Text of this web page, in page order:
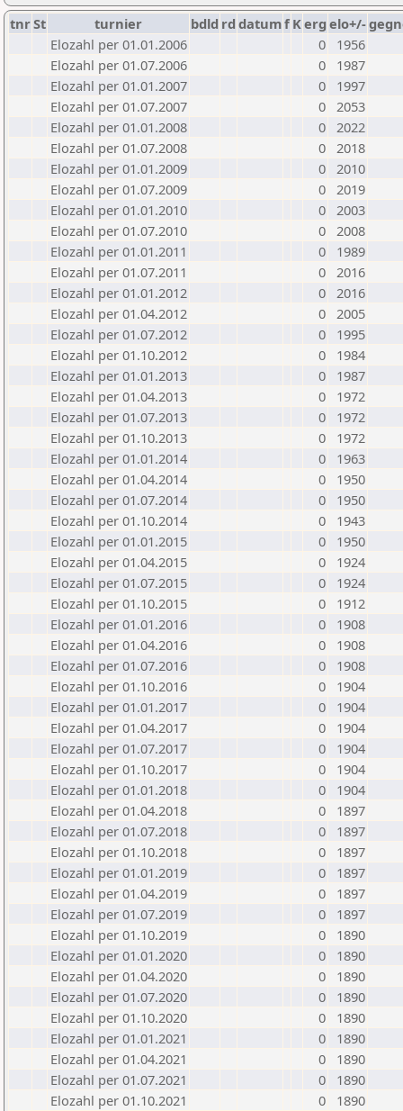
tnrSt turnier bdld rd datumf Kerg elo+/-
Elozahl per 01.01.2006
0
1956
Elozahl per 01.07.2006
0
1987
Elozahl per 01.01.2007
0
1997
Elozahl per 01.07.2007
0 2053
Elozahl per 01.01.2008
0 2022
Elozahl per 01.07.2008
0 2018
Elozahl per 01.01.2009
0 2010
Elozahl per 01.07.2009
0 2019
Elozahl per 01.01.2010
0 2003
Elozahl per 01.07.2010
0 2008
Elozahl per 01.01.2011
0
1989
Elozahl per 01.07.2011
0 2016
Elozahl per 01.01.2012
0 2016
Elozahl per 01.04.2012
0 2005
Elozahl per 01.07.2012
0
1995
Elozahl per 01.10.2012
0
1984
Elozahl per 01.01.2013
0
1987
Elozahl per 01.04.2013
0
1972
Elozahl per 01.07.2013
0
1972
Elozahl per 01.10.2013
0
1972
Elozahl per 01.01.2014
0
1963
Elozahl per 01.04.2014
0
1950
Elozahl per 01.07.2014
0
1950
Elozahl per 01.10.2014
0
1943
Elozahl per 01.01.2015
0
1950
Elozahl per 01.04.2015
0
1924
Elozahl per 01.07.2015
0
1924
Elozahl per 01.10.2015
0
1912
Elozahl per 01.01.2016
0
1908
Elozahl per 01.04.2016
0
1908
Elozahl per 01.07.2016
0
1908
Elozahl per 01.10.2016
0
1904
Elozahl per 01.01.2017
0
1904
Elozahl per 01.04.2017
0
1904
Elozahl per 01.07.2017
0
1904
Elozahl per 01.10.2017
0
1904
Elozahl per 01.01.2018
0
1904
Elozahl per 01.04.2018
0
1897
Elozahl per 01.07.2018
0
1897
Elozahl per 01.10.2018
0
1897
Elozahl per 01.01.2019
0
1897
Elozahl per 01.04.2019
0
1897
Elozahl per 01.07.2019
0
1897
Elozahl per 01.10.2019
0
1890
Elozahl per 01.01.2020
0
1890
Elozahl per 01.04.2020
0
1890
Elozahl per 01.07.2020
0
1890
Elozahl per 01.10.2020
0
1890
Elozahl per 01.01.2021
0
1890
Elozahl per 01.04.2021
0
1890
Elozahl per 01.07.2021
0
1890
Elozahl per 01.10.2021
0
1890